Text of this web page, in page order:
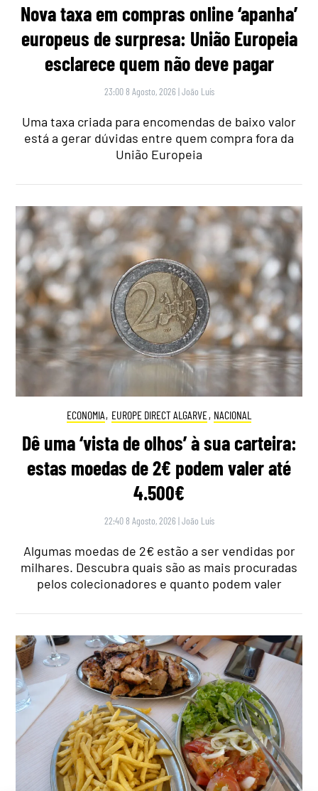
Nova taxa em compras online ‘apanha’
europeus de surpresa: União Europeia
esclarece quem não deve pagar
23:00 8 Agosto, 2026 |João Luís
Uma taxa criada para encomendas de baixo valor
está a gerar dúvidas entre quem compra fora da
União Europeia
ECONOMIA, EUROPE DIRECT ALGARVE, NACIONAL
Dê uma ‘vista de olhos’ à sua carteira:
estas moedas de 2€ podem valer até
4.500€
22:40 8 Agosto, 2026 |João Luís
Algumas moedas de 2€ estão a ser vendidas por
milhares. Descubra quais são as mais procuradas
pelos colecionadores e quanto podem valer